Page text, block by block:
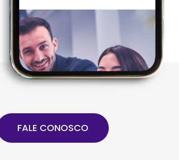
FALE CONOSCO